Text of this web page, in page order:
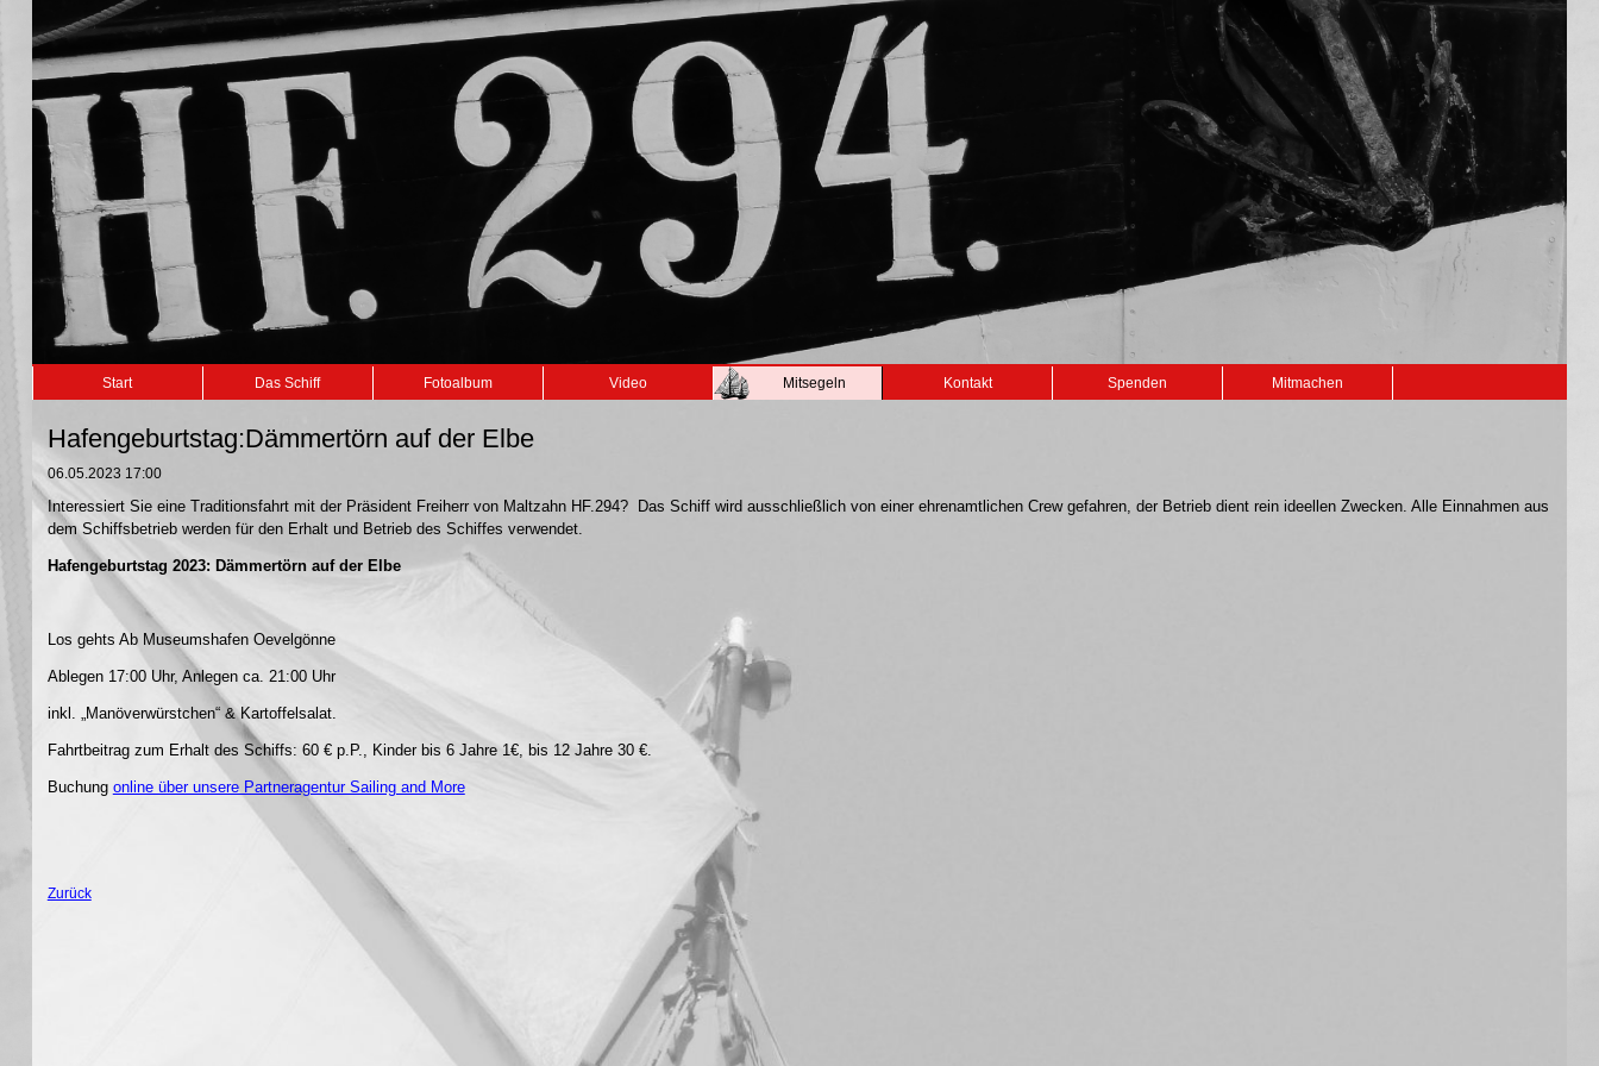
Navigation
überspringen
Start Das Schiff Fotoalbum Video Mitsegeln Kontakt Spenden Mitmachen
Hafengeburtstag:Dämmertörn auf der Elbe
06.05.2023 17:00
Interessiert Sie eine Traditionsfahrt mit der Präsident Freiherr von Maltzahn HF.294? Das Schiff wird ausschließlich von einer ehrenamtlichen Crew gefahren, der Betrieb dient rein ideellen Zwecken. Alle Einnahmen aus
dem Schiffsbetrieb werden für den Erhalt und Betrieb des Schiffes verwendet.
Hafengeburtstag 2023: Dämmertörn auf der Elbe
Los gehts Ab Museumshafen Oevelgönne
Ablegen 17:00 Uhr, Anlegen ca. 21:00 Uhr
inkl. „Manöverwürstchen“ & Kartoffelsalat.
Fahrtbeitrag zum Erhalt des Schiffs: 60 € p.P., Kinder bis 6 Jahre 1€, bis 12 Jahre 30 €.
Buchung online über unsere Partneragentur Sailing and More
Zurück